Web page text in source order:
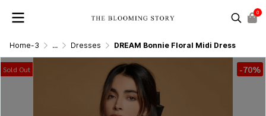
0
Home-3 ... Dresses DREAM Bonnie Floral Midi Dress
Sold Out -70%